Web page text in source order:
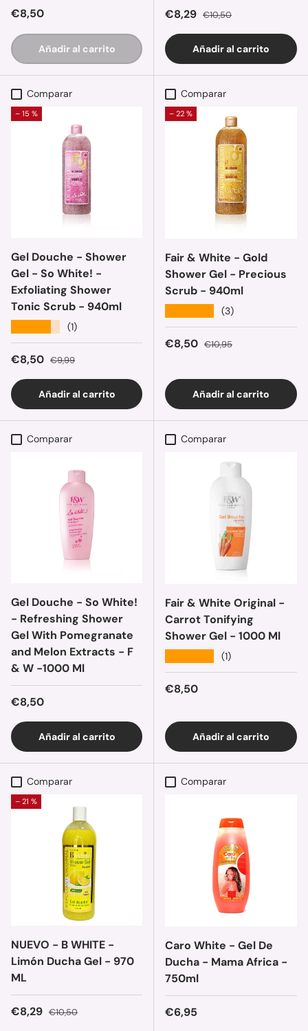
Precio normal
€8,50
Añadir al carrito
Precio de venta
€8,29 Precio normal
€10,50
Añadir al carrito
Comparar
– 15 %
Gel Douche - Shower
Gel - So White! -
Exfoliating Shower
Tonic Scrub - 940ml
(1)
Precio de venta
€8,50 Precio normal
€9,99
Añadir al carrito
Comparar
– 22 %
Fair & White - Gold
Shower Gel - Precious
Scrub - 940ml
(3)
Precio de venta
€8,50 Precio normal
€10,95
Añadir al carrito
Comparar
Gel Douche - So White!
- Refreshing Shower
Gel With Pomegranate
and Melon Extracts - F
& W -1000 Ml
Precio normal
€8,50
Añadir al carrito
Comparar
Fair & White Original -
Carrot Tonifying
Shower Gel - 1000 Ml
(1)
Precio normal
€8,50
Añadir al carrito
Comparar
– 21 %
NUEVO - B WHITE -
Limón Ducha Gel - 970
ML
Precio de venta
€8,29 Precio normal
€10,50
Comparar
Caro White - Gel De
Ducha - Mama Africa -
750ml
Precio normal
€6,95